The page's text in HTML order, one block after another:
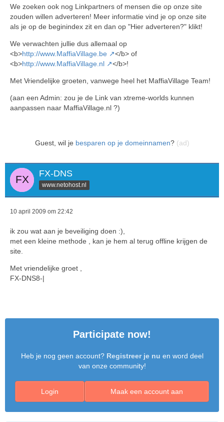
We zoeken ook nog Linkpartners of mensen die op onze site
zouden willen adverteren! Meer informatie vind je op onze site
als je op de beginindex zit en dan op "Hier adverteren?" klikt!
We verwachten jullie dus allemaal op
<b>http://www.MaffiaVillage.be
</b> of
<b>http://www.MaffiaVillage.nl </b>!
Met Vriendelijke groeten, vanwege heel het MaffiaVillage Team!
(aan een Admin: zou je de Link van xtreme-worlds kunnen
aanpassen naar MaffiaVillage.nl ?)
Guest, wil je besparen op je domeinnamen? (ad)
FX-DNS
www.netohost.nl
10 april 2009 om 22:42
ik zou wat aan je beveiliging doen :),
met een kleine methode , kan je hem al terug offline krijgen de
site.
Met vriendelijke groet ,
FX-DNS8-|
Participate now!
Heb je nog geen account? Registreer je nu en word deel
van onze community!
Maak een account aan
Login